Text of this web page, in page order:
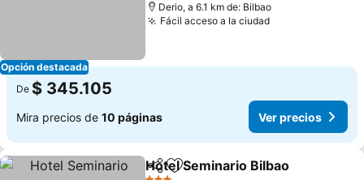
Opción destacada
Derio, a 6.1 km de: Bilbao
Fácil acceso a la ciudadVer precios
De $ 345.105
Mira precios de 10 páginas Ver precios
CompartirAgregar a favoritos
Hotel Seminario Bilbao